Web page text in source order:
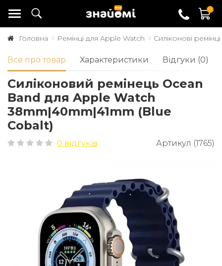
0
Головна Ремінці для Apple Watch Силіконові ремінці
Все про товар Характеристики Відгуки (0)
Cиліконовий ремінець Ocean
Band для Apple Watch
38mm|40mm|41mm (Blue
Cobalt)
0 відгуків Артикул (1765)